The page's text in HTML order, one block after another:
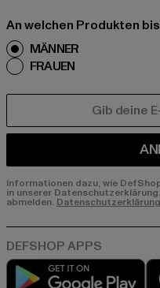
An welchen Produkten
MÄNNER
FRAUEN
Informationen dazu, wie
in unserer
abmelden.